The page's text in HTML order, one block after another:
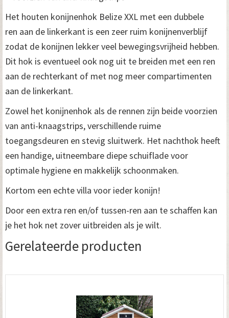
Het houten konijnenhok Belize XXL met een dubbele
ren aan de linkerkant is een zeer ruim konijnenverblijf
zodat de konijnen lekker veel bewegingsvrijheid hebben.
Dit hok is eventueel ook nog uit te breiden met een ren
aan de rechterkant of met nog meer compartimenten
aan de linkerkant.
Zowel het konijnenhok als de rennen zijn beide voorzien
van anti-knaagstrips, verschillende ruime
toegangsdeuren en stevig sluitwerk. Het nachthok heeft
een handige, uitneembare diepe schuiflade voor
optimale hygiene en makkelijk schoonmaken.
Kortom een echte villa voor ieder konijn!
Door een extra ren en/of tussen-ren aan te schaffen kan
je het hok net zover uitbreiden als je wilt.
Gerelateerde producten